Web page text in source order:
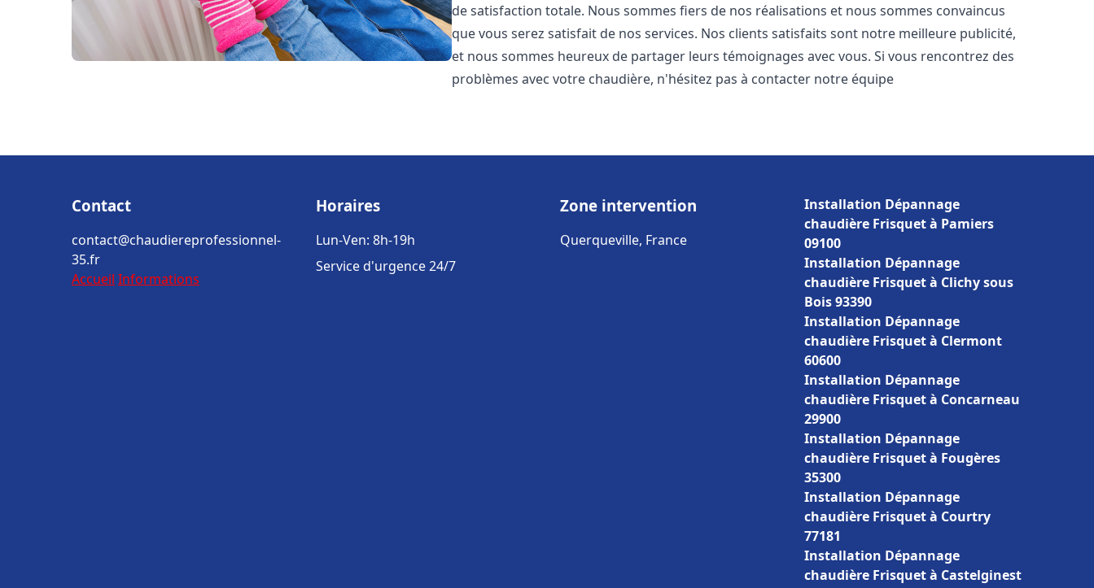
de satisfaction totale. Nous sommes fiers de nos réalisations et nous sommes convaincus
que vous serez satisfait de nos services. Nos clients satisfaits sont notre meilleure publicité,
et nous sommes heureux de partager leurs témoignages avec vous. Si vous rencontrez des
problèmes avec votre chaudière, n'hésitez pas à contacter notre équipe
Contact
contact@chaudiereprofessionnel-
35.fr
Accueil Informations
Horaires
Lun-Ven: 8h-19h
Service d'urgence 24/7
Zone intervention
Querqueville, France
Installation Dépannage
chaudière Frisquet à Pamiers
09100
Installation Dépannage
chaudière Frisquet à Clichy sous
Bois 93390
Installation Dépannage
chaudière Frisquet à Clermont
60600
Installation Dépannage
chaudière Frisquet à Concarneau
29900
Installation Dépannage
chaudière Frisquet à Fougères
35300
Installation Dépannage
chaudière Frisquet à Courtry
77181
Installation Dépannage
chaudière Frisquet à Castelginest